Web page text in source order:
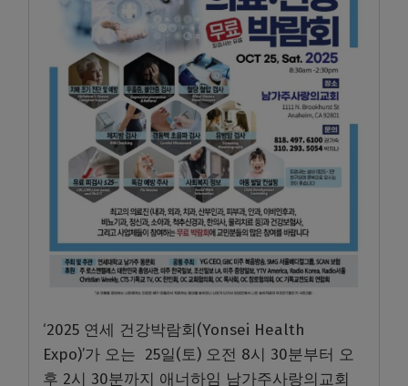
‘2025 연세 건강박람회(Yonsei Health
Expo)’가 오는 25일(토) 오전 8시 30분부터 오
후 2시 30분까지 애너하임 남가주사랑의교회